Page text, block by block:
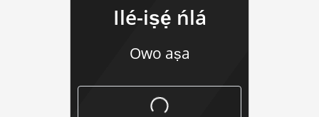
Ilé-iṣẹ́ ńlá
Owo aṣa